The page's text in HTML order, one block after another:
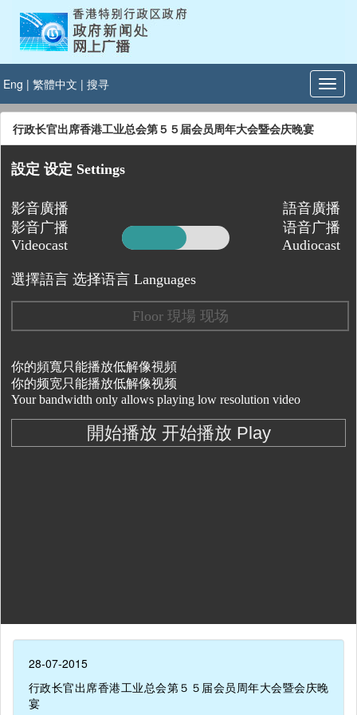
Eng | 繁體中文 | 搜寻
行政长官出席香港工业总会第５５届会员周年大会暨会庆晚宴
28-07-2015
行政长官出席香港工业总会第５５届会员周年大会暨会庆晚
宴